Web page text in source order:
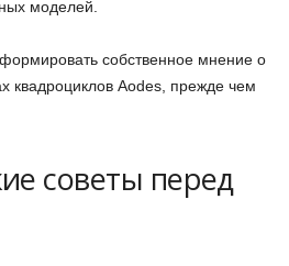
моделей.
собственное мнение о
квадроциклов Aodes, прежде чем
советы перед